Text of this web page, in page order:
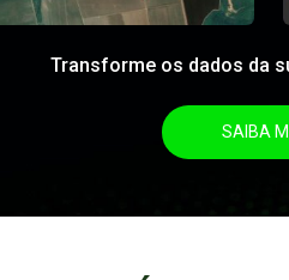
Transforme os dados da
SAIBA